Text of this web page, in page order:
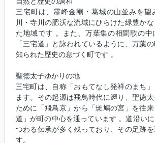
三宅町は、霊峰金剛・葛城の山並みを望
川・寺川の肥沃な流域にひらけた緑豊か
た地域です 。また、万葉集の相聞歌の中
「三宅道」と詠われているように、万葉
知られた歴史の息づく町です 。
聖徳太子ゆかりの地
三宅町は、自称「おもてなし発祥のまち
ます。その起源は飛鳥時代に遡り、聖徳
ために「飛鳥京」から「斑鳩の宮」を往
道」が町の中心を通っています 。道沿い
つわる伝承が多く残っており、その足跡
す。